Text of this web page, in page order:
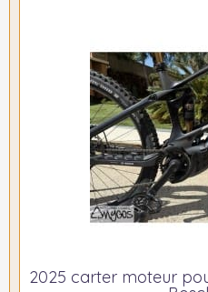
2025 carter moteur